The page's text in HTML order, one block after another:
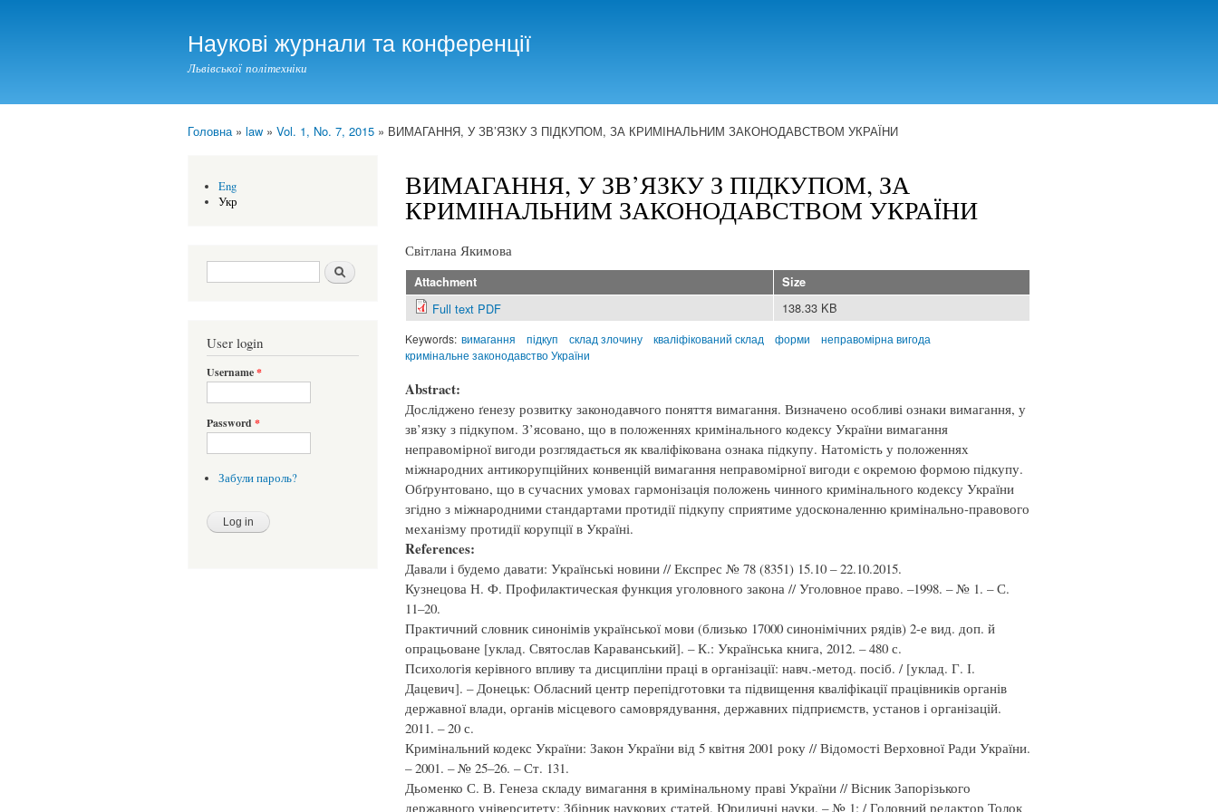
Наукові журнали та конференції
Львівської політехніки
Головна» law » Vol. 1, No. 7, 2015 » ВИМАГАННЯ, У ЗВ’ЯЗКУ З ПІДКУПОМ, ЗА КРИМІНАЛЬНИМ ЗАКОНОДАВСТВОМ УКРАЇНИ
Eng
Укр
Search form Шукати
User login
Username*
Password *
Забули пароль?
ВИМАГАННЯ, У ЗВ’ЯЗКУ З ПІДКУПОМ, ЗА
КРИМІНАЛЬНИМ ЗАКОНОДАВСТВОМ УКРАЇНИ
Світлана Якимова
Attachment Size
Full text PDF 138.33 KB
Keywords: вимагання підкуп склад злочину кваліфікований склад форми
неправомірна вигода
кримінальне законодавство України
Abstract:
Досліджено ґенезу розвитку законодавчого поняття вимагання. Визначено особливі ознаки вимагання, у
зв’язку з підкупом. З’ясовано, що в положеннях кримінального кодексу України вимагання
неправомірної вигоди розглядається як кваліфікована ознака підкупу. Натомість у положеннях
міжнародних антикорупційних конвенцій вимагання неправомірної вигоди є окремою формою підкупу.
Обґрунтовано, що в сучасних умовах гармонізація положень чинного кримінального кодексу України
згідно з міжнародними стандартами протидії підкупу сприятиме удосконаленню кримінально-правового
механізму протидії корупції в Україні.
References:
Давали і будемо давати: Українські новини // Експрес № 78 (8351) 15.10 – 22.10.2015.
Кузнецова Н. Ф. Профилактическая функция уголовного закона // Уголовное право. –1998. – № 1. – С.
11–20.
Практичний словник синонімів української мови (близько 17000 синонімічних рядів) 2-е вид. доп. й
опрацьоване [уклад. Святослав Караванський]. – К.: Українська книга, 2012. – 480 с.
Психологія керівного впливу та дисципліни праці в організації: навч.-метод. посіб. / [уклад. Г. І.
Дацевич]. – Донецьк: Обласний центр перепідготовки та підвищення кваліфікації працівників органів
державної влади, органів місцевого самоврядування, державних підприємств, установ і організацій.
2011. – 20 с.
Кримінальний кодекс України: Закон України від 5 квітня 2001 року // Відомості Верховної Ради України.
– 2001. – № 25–26. – Ст. 131.
Дьоменко С. В. Генеза складу вимагання в кримінальному праві України // Вісник Запорізького
державного університету: Збірник наукових статей. Юридичні науки. – № 1: / Головний редактор Толок